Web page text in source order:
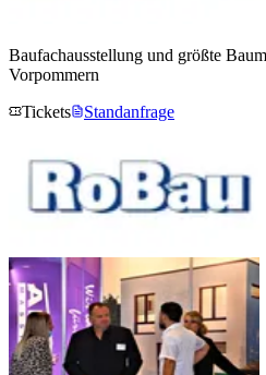
Baufachausstellung und größte
Vorpommern
Tickets
Standanfrage